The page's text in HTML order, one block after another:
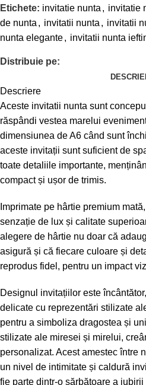
Etichete: invitatie nunta , invitatie
de nunta , invitatii nunta , invitatii
nunta elegante, invitatii nunta
Distribuie pe:
Descriere
Aceste invitatii nunta sunt
răspândi vestea marelui
dimensiunea de A6 când sunt
aceste invitații sunt suficient de
toate detaliile importante,
compact și ușor de trimis.
Imprimate pe hârtie premium
senzație de lux și calitate
alegere de hârtie nu doar că
asigură și că fiecare culoare și
reprodus fidel, pentru un impact
Designul invitațiilor este
delicate cu reprezentări stilizate
pentru a simboliza dragostea și
stilizate ale miresei și mirelui,
personalizat. Acest amestec între
un nivel de intimitate și caldură
fie parte dintr-o sărbătoare a iubirii